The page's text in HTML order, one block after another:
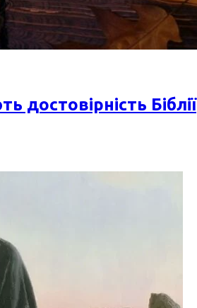
достовірність Біблії